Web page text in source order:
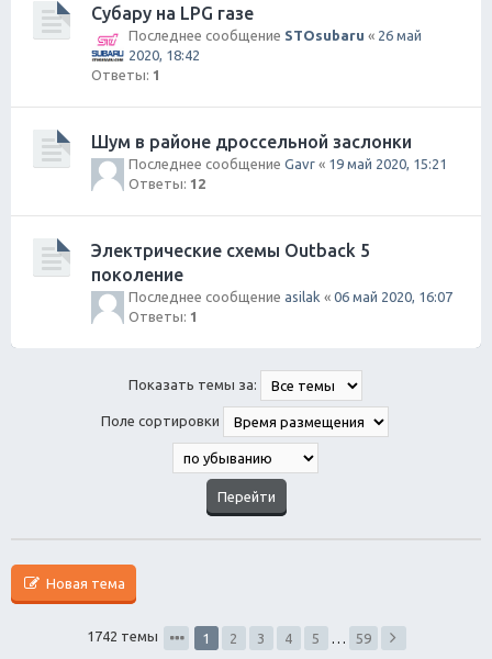
Субару на LPG газе
Последнее сообщение STOsubaru « 26 май
2020, 18:42
Ответы: 1
Шум в районе дроссельной заслонки
Последнее сообщение Gavr « 19 май 2020, 15:21
Ответы: 12
Электрические схемы Outback 5
поколение
Последнее сообщение asilak « 06 май 2020, 16:07
Ответы: 1
Показать темы за:
Поле сортировки
Новая тема
1742 темы 1 2 3 4 5 … 59